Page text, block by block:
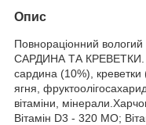
Опис
Повнораціонний
САРДИНА ТА КРЕВЕТКИ.
сардина (10%),
ягня,
вітаміни,
Вітамін D3 - 320 МО;